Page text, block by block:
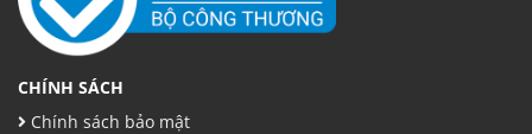
CHÍNH SÁCH
Chính sách bảo mật